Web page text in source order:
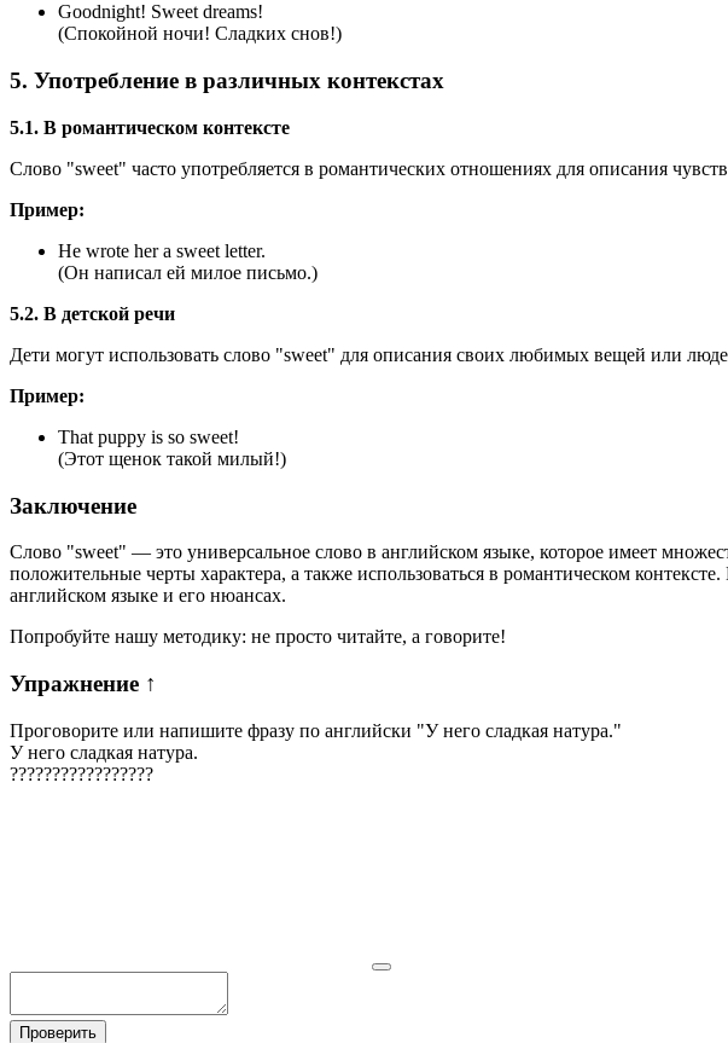
Goodnight! Sweet dreams!
(Спокойной ночи! Сладких снов!)
5. Употребление в различных контекстах
5.1. В романтическом контексте
Слово "sweet" часто употребляется в романтических отношениях для описания
Пример:
He wrote her a sweet letter.
(Он написал ей милое письмо.)
5.2. В детской речи
Дети могут использовать слово "sweet" для описания своих любимых вещей или
Пример:
That puppy is so sweet!
(Этот щенок такой милый!)
Заключение
Слово "sweet" — это универсальное слово в английском языке, которое имеет
положительные черты характера, а также использоваться в романтическом
английском языке и его нюансах.
Попробуйте нашу методику: не просто читайте, а говорите!
Упражнение ↑
Проговорите или напишите фразу по английски "У него сладкая натура."
У него сладкая натура.
?????????????????
Проверить